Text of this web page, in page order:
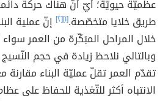
عظميّة حيويّة؛ أيّ أنّ هناك حركة
طريق خلايا متخصّصة.[١] [٢]
إنّ عملية
خلال المراحل المبَكّرة من العمر
وبالتالي نلاحظ زيادة في حجم
تقدّم العمر تقلّ عمليّة البناء
الانتباه أكثر للتّغذية للحفاظ على